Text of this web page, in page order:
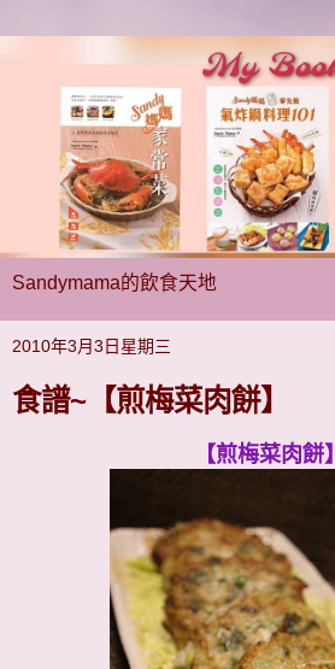
Sandymama的飲食天地
2010年3月3日星期三
食譜~【煎梅菜肉餅】
【煎梅菜肉餅】